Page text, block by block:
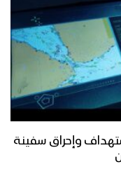
الشهيد القائد
وإحراق سفينة